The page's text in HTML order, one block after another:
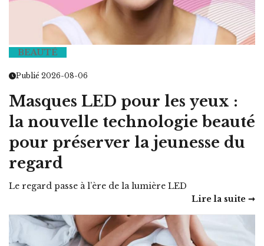
BEAUTÉ
Publié 2026-08-06
Masques LED pour les yeux :
la nouvelle technologie beauté
pour préserver la jeunesse du
regard
Le regard passe à l’ère de la lumière LED
Lire la suite ➞